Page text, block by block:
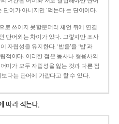
단어가 아니지만 ‘먹는다’는 단어이다.
로 쓰이지 못할뿐더러 체언 뒤에 연결
단어와는 차이가 있다. 그렇지만 조사
자립성을 유지한다. ‘밥을’을 ‘밥’과
립적이다. 이러한 점은 동사나 형용사의
미가 모두 자립성을 잃는 것과 다른 점
다는 단어에 가깝다고 할 수 있다.
따라 적는다.